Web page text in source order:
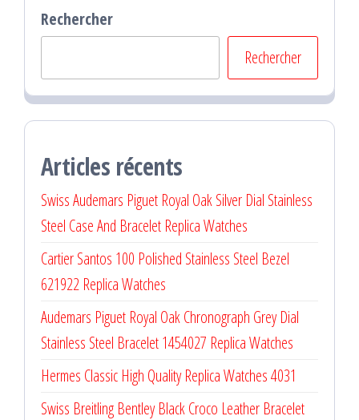
Rechercher
Rechercher
Articles récents
Swiss Audemars Piguet Royal Oak Silver Dial Stainless
Steel Case And Bracelet Replica Watches
Cartier Santos 100 Polished Stainless Steel Bezel
621922 Replica Watches
Audemars Piguet Royal Oak Chronograph Grey Dial
Stainless Steel Bracelet 1454027 Replica Watches
Hermes Classic High Quality Replica Watches 4031
Swiss Breitling Bentley Black Croco Leather Bracelet